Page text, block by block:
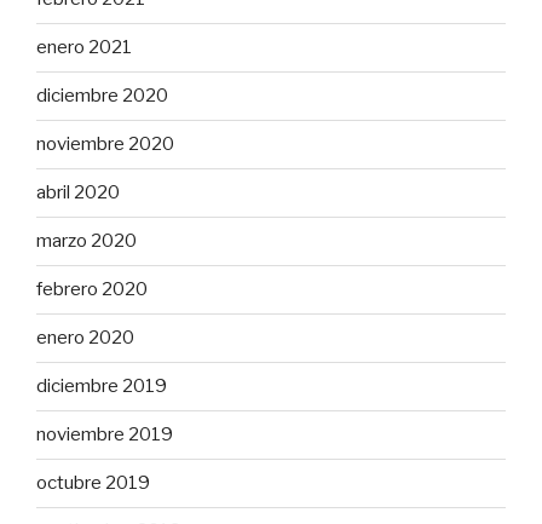
enero 2021
diciembre 2020
noviembre 2020
abril 2020
marzo 2020
febrero 2020
enero 2020
diciembre 2019
noviembre 2019
octubre 2019